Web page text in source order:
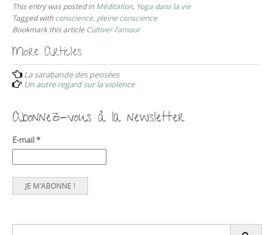
This entry was posted inMéditation, Yoga dans la vie
Tagged withconscience, pleine conscience
Bookmark this article Cultiver l’amour
P
o
t
n
a
v
i
g
a
More Articles
La sarabande des pensées
Un autre regard sur la violence
Abonnez-vous à la newsletter
E-mail*